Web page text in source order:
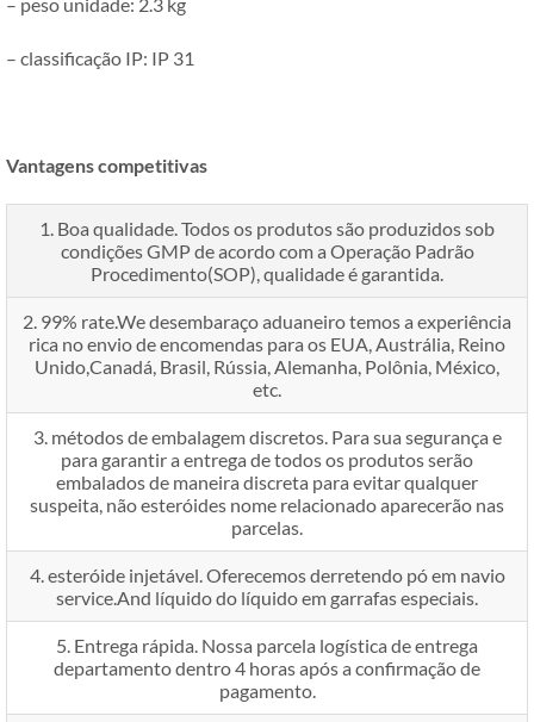
– classificação IP: IP 31
Vantagens competitivas
1. Boa qualidade. Todos os produtos são produzidos sob
condições GMP de acordo com a Operação Padrão
Procedimento(SOP), qualidade é garantida.
2. 99% rate.We desembaraço aduaneiro temos a experiência
rica no envio de encomendas para os EUA, Austrália, Reino
Unido,Canadá, Brasil, Rússia, Alemanha, Polônia, México,
etc.
3. métodos de embalagem discretos. Para sua segurança e
para garantir a entrega de todos os produtos serão
embalados de maneira discreta para evitar qualquer
suspeita, não esteróides nome relacionado aparecerão nas
parcelas.
4. esteróide injetável. Oferecemos derretendo pó em navio
service.And líquido do líquido em garrafas especiais.
5. Entrega rápida. Nossa parcela logística de entrega
departamento dentro 4 horas após a confirmação de
pagamento.